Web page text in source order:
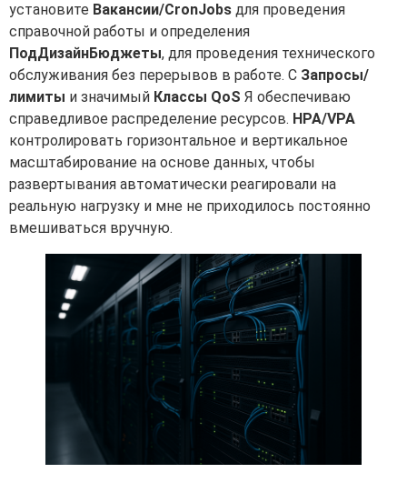
установите Вакансии/CronJobs для проведения
справочной работы и определения
ПодДизайнБюджеты, для проведения технического
обслуживания без перерывов в работе. С Запросы/
лимиты и значимый Классы QoS Я обеспечиваю
справедливое распределение ресурсов. HPA/VPA
контролировать горизонтальное и вертикальное
масштабирование на основе данных, чтобы
развертывания автоматически реагировали на
реальную нагрузку и мне не приходилось постоянно
вмешиваться вручную.